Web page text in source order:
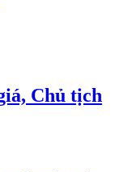
Chủ tịch